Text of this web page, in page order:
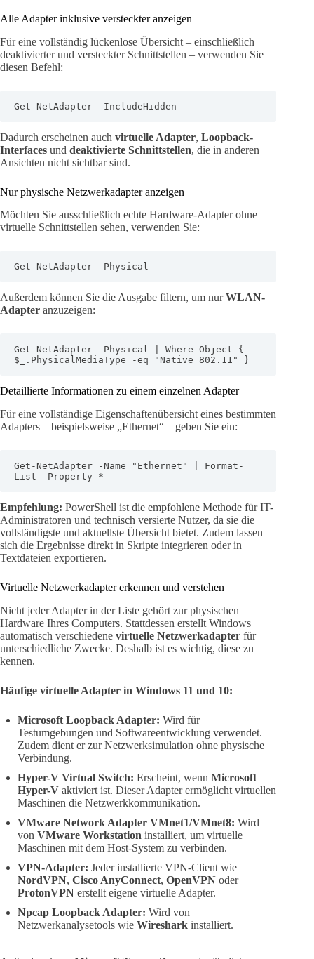
Alle Adapter inklusive versteckter anzeigen
Für eine vollständig lückenlose Übersicht – einschließlich
deaktivierter und versteckter Schnittstellen – verwenden Sie
diesen Befehl:
Get-NetAdapter -IncludeHidden
Dadurch erscheinen auch virtuelle Adapter, Loopback-
Interfaces und deaktivierte Schnittstellen, die in anderen
Ansichten nicht sichtbar sind.
Nur physische Netzwerkadapter anzeigen
Möchten Sie ausschließlich echte Hardware-Adapter ohne
virtuelle Schnittstellen sehen, verwenden Sie:
Get-NetAdapter -Physical
Außerdem können Sie die Ausgabe filtern, um nurWLAN-
Adapter anzuzeigen:
Get-NetAdapter -Physical | Where-Object {
$_.PhysicalMediaType -eq "Native 802.11" }
Detaillierte Informationen zu einem einzelnen Adapter
Für eine vollständige Eigenschaftenübersicht eines bestimmten
Adapters – beispielsweise „Ethernet“ – geben Sie ein:
Get-NetAdapter -Name "Ethernet" | Format-
List -Property *
Empfehlung: PowerShell ist die empfohlene Methode für IT-
Administratoren und technisch versierte Nutzer, da sie die
vollständigste und aktuellste Übersicht bietet. Zudem lassen
sich die Ergebnisse direkt in Skripte integrieren oder in
Textdateien exportieren.
Virtuelle Netzwerkadapter erkennen und verstehen
Nicht jeder Adapter in der Liste gehört zur physischen
Hardware Ihres Computers. Stattdessen erstellt Windows
automatisch verschiedene virtuelle Netzwerkadapter für
unterschiedliche Zwecke. Deshalb ist es wichtig, diese zu
kennen.
Häufige virtuelle Adapter in Windows 11 und 10:
Microsoft Loopback Adapter: Wird für
Testumgebungen und Softwareentwicklung verwendet.
Zudem dient er zur Netzwerksimulation ohne physische
Verbindung.
Hyper-V Virtual Switch: Erscheint, wenn Microsoft
Hyper-V aktiviert ist. Dieser Adapter ermöglicht virtuellen
Maschinen die Netzwerkkommunikation.
VMware Network Adapter VMnet1/VMnet8: Wird
von VMware Workstation installiert, um virtuelle
Maschinen mit dem Host-System zu verbinden.
VPN-Adapter: Jeder installierte VPN-Client wie
NordVPN, Cisco AnyConnect, OpenVPN oder
ProtonVPN erstellt eigene virtuelle Adapter.
Npcap Loopback Adapter: Wird von
Netzwerkanalysetools wie Wireshark installiert.